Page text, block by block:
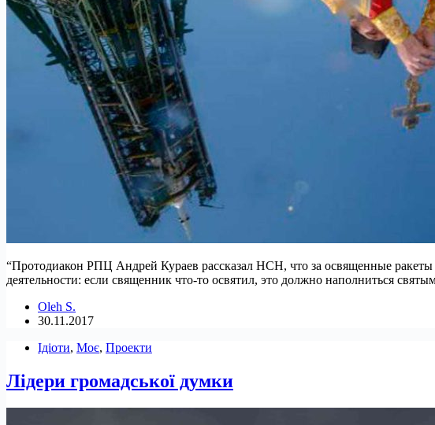
“Протодиакон РПЦ Андрей Кураев рассказал НСН, что за освященные
деятельности: если священник что-то освятил, это должно наполниться
Oleh S.
30.11.2017
Ідіоти, Моє, Проекти
Лідери громадської думки